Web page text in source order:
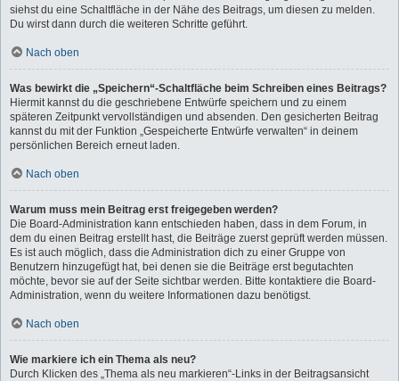
siehst du eine Schaltfläche in der Nähe des Beitrags, um diesen zu melden.
Du wirst dann durch die weiteren Schritte geführt.
Nach oben
Was bewirkt die „Speichern“-Schaltfläche beim Schreiben eines Beitrags?
Hiermit kannst du die geschriebene Entwürfe speichern und zu einem
späteren Zeitpunkt vervollständigen und absenden. Den gesicherten Beitrag
kannst du mit der Funktion „Gespeicherte Entwürfe verwalten“ in deinem
persönlichen Bereich erneut laden.
Nach oben
Warum muss mein Beitrag erst freigegeben werden?
Die Board-Administration kann entschieden haben, dass in dem Forum, in
dem du einen Beitrag erstellt hast, die Beiträge zuerst geprüft werden müssen.
Es ist auch möglich, dass die Administration dich zu einer Gruppe von
Benutzern hinzugefügt hat, bei denen sie die Beiträge erst begutachten
möchte, bevor sie auf der Seite sichtbar werden. Bitte kontaktiere die Board-
Administration, wenn du weitere Informationen dazu benötigst.
Nach oben
Wie markiere ich ein Thema als neu?
Durch Klicken des „Thema als neu markieren“-Links in der Beitragsansicht